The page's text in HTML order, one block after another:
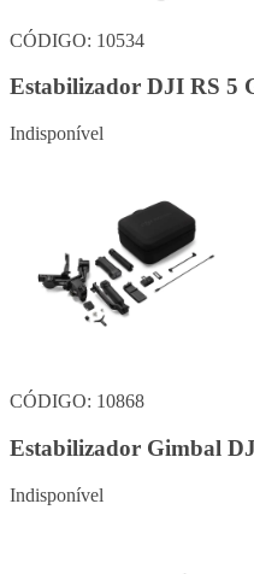
CÓDIGO: 10534
Estabilizador DJI RS 5
Indisponível
CÓDIGO: 10868
Estabilizador Gimbal
Indisponível